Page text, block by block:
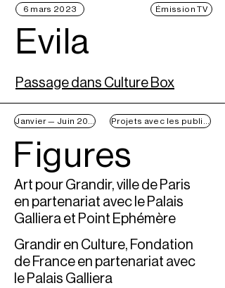
6 mars 2023 Émission TV
Evila
Passage dans Culture Box
Janvier — Juin 2023 Projets avec les publics
Figures
Art pour Grandir, ville de Paris
en partenariat avec le Palais
Galliera et Point Ephémère
Grandir en Culture, Fondation
de France en partenariat avec
le Palais Galliera